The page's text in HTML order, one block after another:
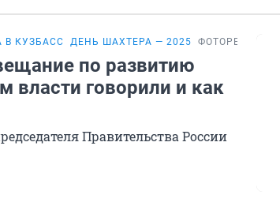
В КУЗБАСС ДЕНЬ ШАХТЕРА — 2025 ФОТОРЕПОРТАЖ
по развитию
власти говорили и как
Правительства России